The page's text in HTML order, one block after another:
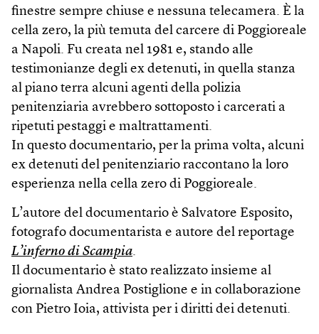
finestre sempre chiuse e nessuna telecamera. È la
cella zero, la più temuta del carcere di Poggioreale
a Napoli. Fu creata nel 1981 e, stando alle
testimonianze degli ex detenuti, in quella stanza
al piano terra alcuni agenti della polizia
penitenziaria avrebbero sottoposto i carcerati a
ripetuti pestaggi e maltrattamenti.
In questo documentario, per la prima volta, alcuni
ex detenuti del penitenziario raccontano la loro
esperienza nella cella zero di Poggioreale.
L’autore del documentario è Salvatore Esposito,
fotografo documentarista e autore del reportage
L’inferno di Scampia.
Il documentario è stato realizzato insieme al
giornalista Andrea Postiglione e in collaborazione
con Pietro Ioia, attivista per i diritti dei detenuti.